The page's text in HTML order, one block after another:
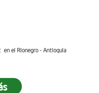
en el Rionegro - Antioquia